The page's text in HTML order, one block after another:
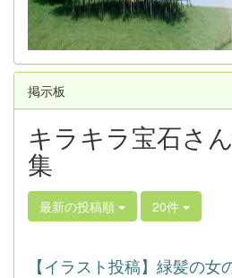
掲示板
キラキラ宝石さ
集
最新の投稿順 20件
【イラスト投稿】緑髪の女